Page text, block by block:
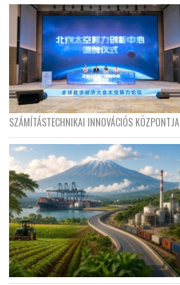
SZÁMÍTÁSTECHNIKAI INNOVÁCIÓS KÖZPONTJA